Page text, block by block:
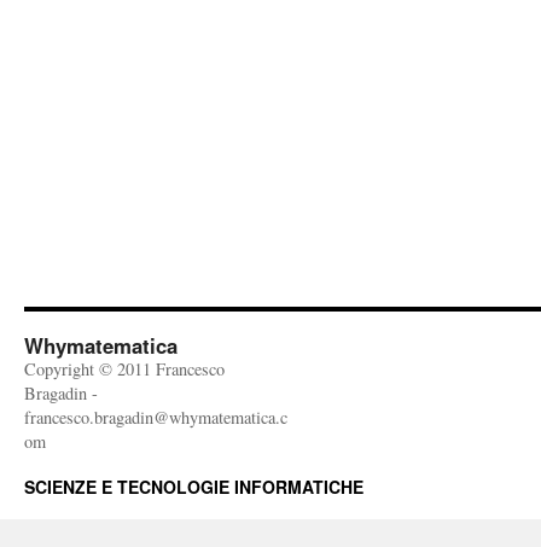
Whymatematica
Copyright © 2011 Francesco
Bragadin -
francesco.bragadin@whymatematica.c
om
SCIENZE E TECNOLOGIE INFORMATICHE